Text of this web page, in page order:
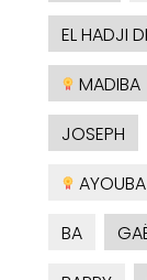
EL HADJI
MADIBA
JOSEPH
AYOUBA
BA